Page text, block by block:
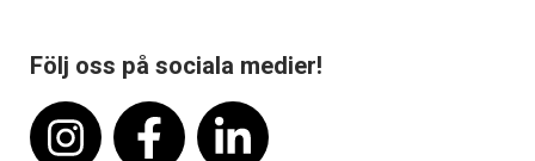
Följ oss på sociala medier!